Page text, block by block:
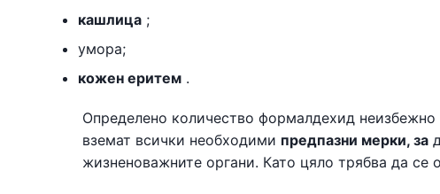
кашлица ;
умора;
кожен еритем .
Определено количество формалдехид
вземат всички необходими предпазни мерки, за
жизненоважните органи. Като цяло трябва да се